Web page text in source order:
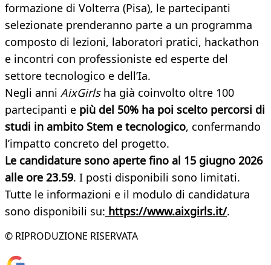
formazione di Volterra (Pisa), le partecipanti
selezionate prenderanno parte a un programma
composto di lezioni, laboratori pratici, hackathon
e incontri con professioniste ed esperte del
settore tecnologico e dell’Ia.
Negli anni AixGirlsha già coinvolto oltre 100
partecipanti e più del 50% ha poi scelto percorsi di
studi in ambito Stem e tecnologico, confermando
l’impatto concreto del progetto.
Le candidature sono aperte fino al 15 giugno 2026
alle ore 23.59. I posti disponibili sono limitati.
Tutte le informazioni e il modulo di candidatura
sono disponibili su: https://www.aixgirls.it/.
© RIPRODUZIONE RISERVATA